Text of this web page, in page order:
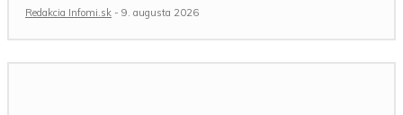
Redakcia Infomi.sk - 9. augusta 2026